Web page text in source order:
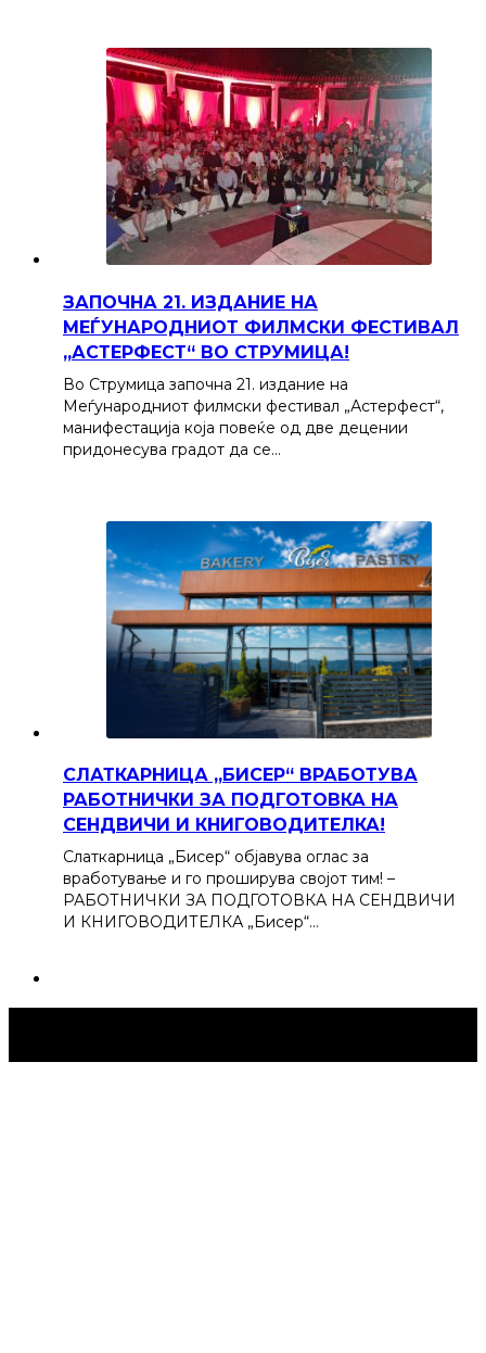
ЗАПОЧНА 21. ИЗДАНИЕ НА
МЕЃУНАРОДНИОТ ФИЛМСКИ ФЕСТИВАЛ
„АСТЕРФЕСТ“ ВО СТРУМИЦА!
Во Струмица започна 21. издание на
Меѓународниот филмски фестивал „Астерфест“,
манифестација која повеќе од две децении
придонесува градот да се…
СЛАТКАРНИЦА „БИСЕР“ ВРАБОТУВА
РАБОТНИЧКИ ЗА ПОДГОТОВКА НА
СЕНДВИЧИ И КНИГОВОДИТЕЛКА!
Слаткарница „Бисер“ објавува оглас за
вработување и го проширува својот тим! –
РАБОТНИЧКИ ЗА ПОДГОТОВКА НА СЕНДВИЧИ
И КНИГОВОДИТЕЛКА „Бисер“…